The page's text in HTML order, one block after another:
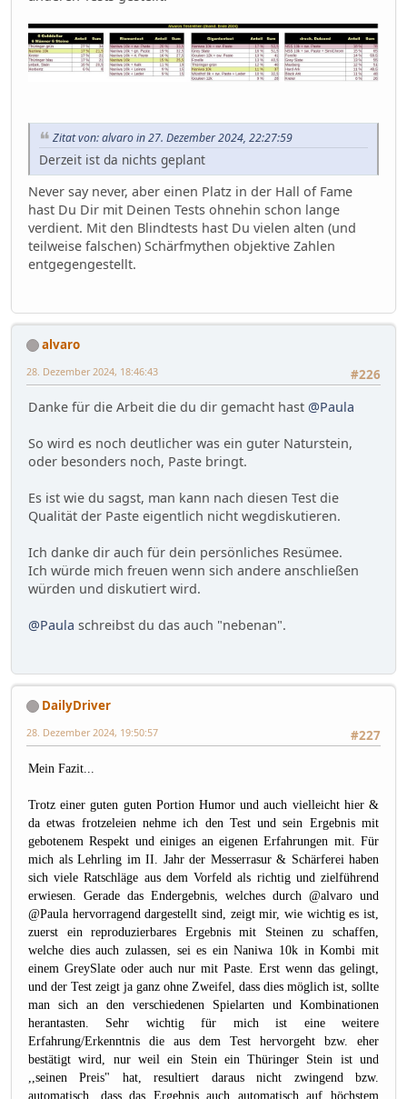
Zitat von: alvaro in 27. Dezember 2024, 22:27:59
Derzeit ist da nichts geplant
Never say never, aber einen Platz in der Hall of Fame
hast Du Dir mit Deinen Tests ohnehin schon lange
verdient. Mit den Blindtests hast Du vielen alten (und
teilweise falschen) Schärfmythen objektive Zahlen
entgegengestellt.
alvaro
#226
28. Dezember 2024, 18:46:43
Danke für die Arbeit die du dir gemacht hast @Paula
So wird es noch deutlicher was ein guter Naturstein,
oder besonders noch, Paste bringt.
Es ist wie du sagst, man kann nach diesen Test die
Qualität der Paste eigentlich nicht wegdiskutieren.
Ich danke dir auch für dein persönliches Resümee.
Ich würde mich freuen wenn sich andere anschließen
würden und diskutiert wird.
@Paula schreibst du das auch "nebenan".
DailyDriver
#227
28. Dezember 2024, 19:50:57
Mein Fazit...
Trotz einer guten guten Portion Humor und auch vielleicht hier &
da etwas frotzeleien nehme ich den Test und sein Ergebnis mit
gebotenem Respekt und einiges an eigenen Erfahrungen mit. Für
mich als Lehrling im II. Jahr der Messerrasur & Schärferei haben
sich viele Ratschläge aus dem Vorfeld als richtig und zielführend
erwiesen. Gerade das Endergebnis, welches durch @alvaro und
@Paula hervorragend dargestellt sind, zeigt mir, wie wichtig es ist,
zuerst ein reproduzierbares Ergebnis mit Steinen zu schaffen,
welche dies auch zulassen, sei es ein Naniwa 10k in Kombi mit
einem GreySlate oder auch nur mit Paste. Erst wenn das gelingt,
und der Test zeigt ja ganz ohne Zweifel, dass dies möglich ist, sollte
man sich an den verschiedenen Spielarten und Kombinationen
herantasten. Sehr wichtig für mich ist eine weitere
Erfahrung/Erkenntnis die aus dem Test hervorgeht bzw. eher
bestätigt wird, nur weil ein Stein ein Thüringer Stein ist und
,,seinen Preis" hat, resultiert daraus nicht zwingend bzw.
automatisch, dass das Ergebnis auch automatisch auf höchstem